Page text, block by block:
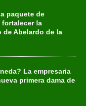
paquete de
fortalecer la
de Abelardo de la
La empresaria
primera dama de